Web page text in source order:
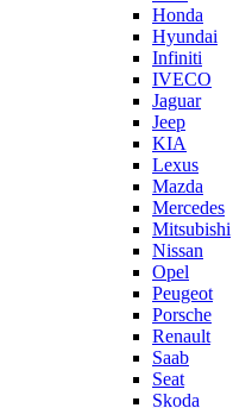
Honda
Hyundai
Infiniti
IVECO
Jaguar
Jeep
KIA
Lexus
Mazda
Mercedes
Mitsubishi
Nissan
Opel
Peugeot
Porsche
Renault
Saab
Seat
Skoda